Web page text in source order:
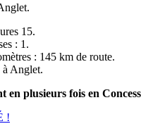
15.
: 1.
: 145 km de route.
Anglet.
en plusieurs fois en
!